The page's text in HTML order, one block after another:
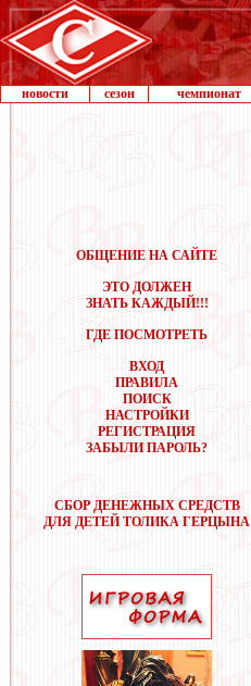
новости сезон чемпионат
ОБЩЕНИЕ НА САЙТЕ
ЭТО ДОЛЖЕН
ЗНАТЬ КАЖДЫЙ!!!
ГДЕ ПОСМОТРЕТЬ
ВХОД
ПРАВИЛА
ПОИСК
НАСТРОЙКИ
РЕГИСТРАЦИЯ
ЗАБЫЛИ ПАРОЛЬ?
СБОР ДЕНЕЖНЫХ СРЕДСТВ
ДЛЯ ДЕТЕЙ ТОЛИКА ГЕРЦЫНА